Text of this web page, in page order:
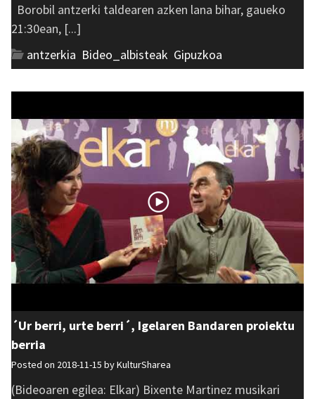
Borobil antzerki taldearen azken lana bihar, gaueko
21:30ean, [...]
antzerkia Bideo_albisteak Gipuzkoa
´Ur berri, urte berri´, Igelaren Bandaren proiektu
berria
Posted on 2018-11-15 byKulturSharea
(Bideoaren egilea: Elkar) Bixente Martinez musikari